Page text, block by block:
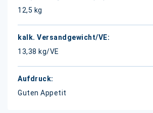
12,5 kg
13,38 kg/VE
Guten Appetit